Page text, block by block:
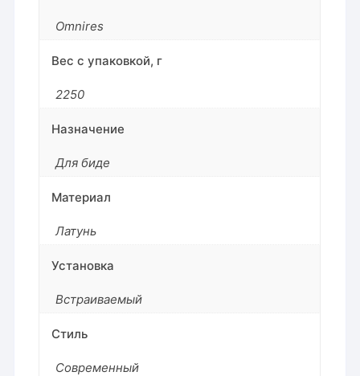
Omnires
Вес с упаковкой, г
2250
Назначение
Для биде
Материал
Латунь
Установка
Встраиваемый
Стиль
Современный